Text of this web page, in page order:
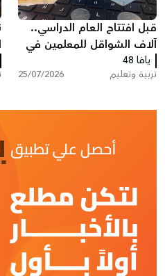
قبل افتتاح العام الدراسي..
آلاف الشواقل للمعلمين في
البلاد ضمن منحة الملابس
يافا 48
تربية وتعليم 25/07/2026